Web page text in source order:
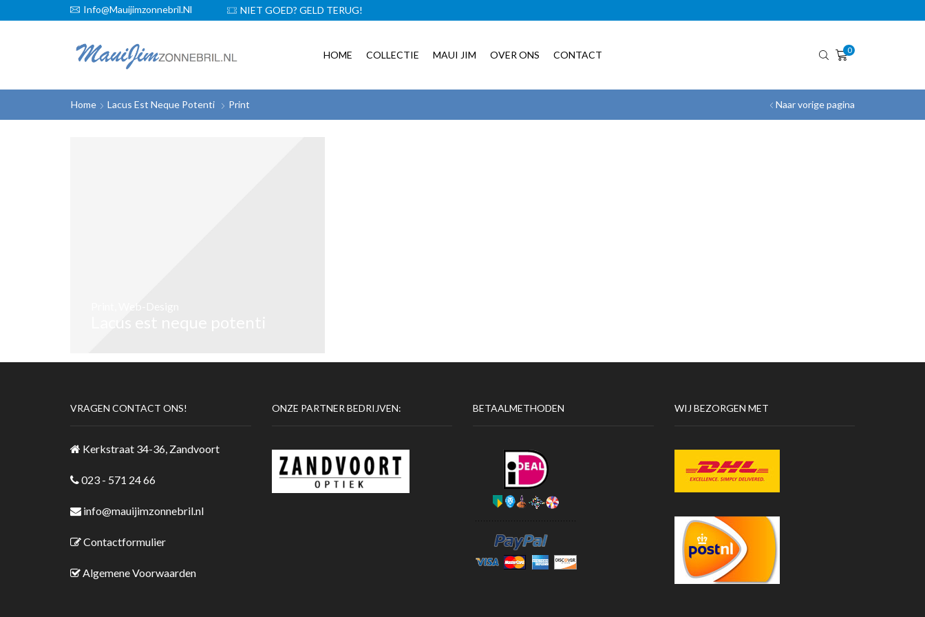
Info@mauijimzonnebril.nl
GRATIS VERZENDING! NIET GOED? GELD TERUG!
HOME COLLECTIE MAUI JIM OVER ONS CONTACT 0
Naar vorige pagina
Home Lacus Est Neque Potenti Print
VRAGEN CONTACT ONS!
Kerkstraat 34-36, Zandvoort
023 - 571 24 66
info@mauijimzonnebril.nl
Contactformulier
Algemene Voorwaarden
ONZE PARTNER BEDRIJVEN: BETAALMETHODEN WIJ BEZORGEN MET